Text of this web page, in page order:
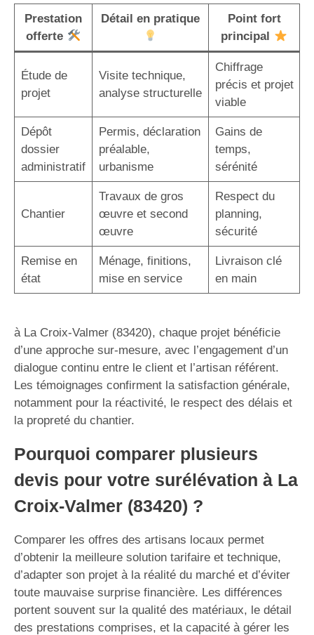
Prestation
offerte
Détail en pratique
Point fort
principal
Étude de
projet
Visite technique,
analyse structurelle
Chiffrage
précis et projet
viable
Dépôt
dossier
administratif
Permis, déclaration
préalable,
urbanisme
Gains de
temps,
sérénité
Chantier
Travaux de gros
œuvre et second
œuvre
Respect du
planning,
sécurité
Remise en
état
Ménage, finitions,
mise en service
Livraison clé
en main
à La Croix-Valmer (83420), chaque projet bénéficie
d’une approche sur-mesure, avec l’engagement d’un
dialogue continu entre le client et l’artisan référent.
Les témoignages confirment la satisfaction générale,
notamment pour la réactivité, le respect des délais et
la propreté du chantier.
Pourquoi comparer plusieurs
devis pour votre surélévation à La
Croix-Valmer (83420) ?
Comparer les offres des artisans locaux permet
d’obtenir la meilleure solution tarifaire et technique,
d’adapter son projet à la réalité du marché et d’éviter
toute mauvaise surprise financière. Les différences
portent souvent sur la qualité des matériaux, le détail
des prestations comprises, et la capacité à gérer les